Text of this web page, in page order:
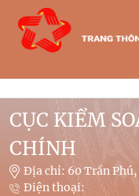
Trang
CỤC KIỂM
CHÍNH
Địa chỉ: 60 Trần
Điện thoại: